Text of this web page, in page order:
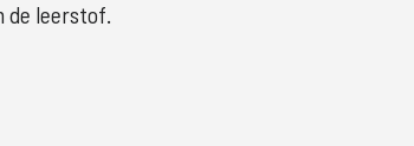
de leerstof.